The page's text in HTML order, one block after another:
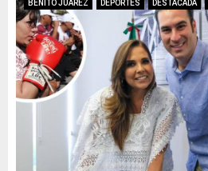
BENITO JUÁREZ DEPORTES DESTACADA